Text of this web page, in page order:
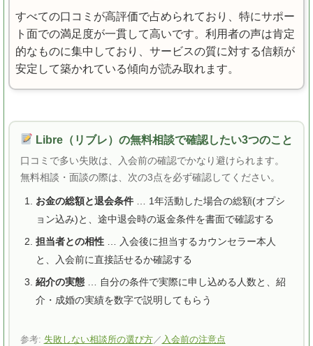
すべての口コミが高評価で占められており、特にサポー
ト面での満足度が一貫して高いです。利用者の声は肯定
的なものに集中しており、サービスの質に対する信頼が
安定して築かれている傾向が読み取れます。
Libre（リブレ）の無料相談で確認したい3つのこと
口コミで多い失敗は、入会前の確認でかなり避けられます。
無料相談・面談の際は、次の3点を必ず確認してください。
お金の総額と退会条件… 1年活動した場合の総額(オプシ
ョン込み)と、途中退会時の返金条件を書面で確認する
担当者との相性… 入会後に担当するカウンセラー本人
と、入会前に直接話せるか確認する
紹介の実態… 自分の条件で実際に申し込める人数と、紹
介・成婚の実績を数字で説明してもらう
参考: 失敗しない相談所の選び方／ 入会前の注意点